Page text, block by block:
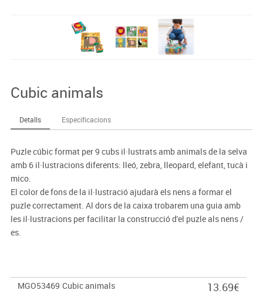
Cubic animals
Detalls Especificacions
Puzle cúbic format per 9 cubs il·lustrats amb animals de la selva
amb 6 il·lustracions diferents: lleó, zebra, lleopard, elefant, tucà i
mico.
El color de fons de la il·lustració ajudarà els nens a formar el
puzle correctament. Al dors de la caixa trobarem una guia amb
les il·lustracions per facilitar la construcció d'el puzle als nens /
es.
MGO53469 Cubic animals
13.69€